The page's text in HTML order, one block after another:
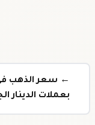
← سعر الذهب في
بعملات الدينار